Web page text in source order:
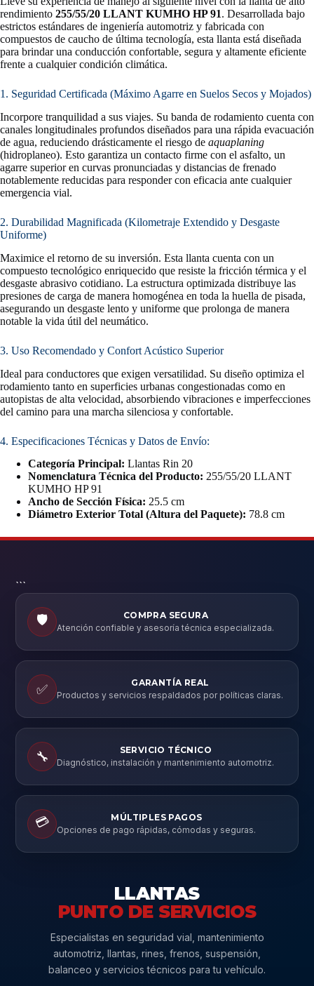
rendimiento 255/55/20 LLANT KUMHO HP 91. Desarrollada bajo
estrictos estándares de ingeniería automotriz y fabricada con
compuestos de caucho de última tecnología, esta llanta está diseñada
para brindar una conducción confortable, segura y altamente eficiente
frente a cualquier condición climática.
1. Seguridad Certificada (Máximo Agarre en Suelos Secos y Mojados)
Incorpore tranquilidad a sus viajes. Su banda de rodamiento cuenta con
canales longitudinales profundos diseñados para una rápida evacuación
de agua, reduciendo drásticamente el riesgo de aquaplaning
(hidroplaneo). Esto garantiza un contacto firme con el asfalto, un
agarre superior en curvas pronunciadas y distancias de frenado
notablemente reducidas para responder con eficacia ante cualquier
emergencia vial.
2. Durabilidad Magnificada (Kilometraje Extendido y Desgaste
Uniforme)
Maximice el retorno de su inversión. Esta llanta cuenta con un
compuesto tecnológico enriquecido que resiste la fricción térmica y el
desgaste abrasivo cotidiano. La estructura optimizada distribuye las
presiones de carga de manera homogénea en toda la huella de pisada,
asegurando un desgaste lento y uniforme que prolonga de manera
notable la vida útil del neumático.
3. Uso Recomendado y Confort Acústico Superior
Ideal para conductores que exigen versatilidad. Su diseño optimiza el
rodamiento tanto en superficies urbanas congestionadas como en
autopistas de alta velocidad, absorbiendo vibraciones e imperfecciones
del camino para una marcha silenciosa y confortable.
4. Especificaciones Técnicas y Datos de Envío:
Categoría Principal: Llantas Rin 20
Nomenclatura Técnica del Producto: 255/55/20 LLANT
KUMHO HP 91
Ancho de Sección Física: 25.5 cm
Diámetro Exterior Total (Altura del Paquete): 78.8 cm
```
🛡️
COMPRA SEGURA
Atención confiable y asesoría técnica especializada.
✅
GARANTÍA REAL
Productos y servicios respaldados por políticas claras.
🔧
SERVICIO TÉCNICO
Diagnóstico, instalación y mantenimiento automotriz.
💳
MÚLTIPLES PAGOS
Opciones de pago rápidas, cómodas y seguras.
LLANTAS
PUNTO DE SERVICIOS
Especialistas en seguridad vial, mantenimiento
automotriz, llantas, rines, frenos, suspensión,
balanceo y servicios técnicos para tu vehículo.